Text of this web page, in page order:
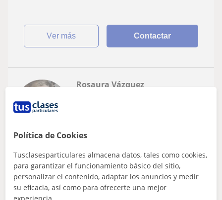
ver más Contactar
Rosaura Vázquez
Lengua Castellana y Literatura
Profesor de Lengua Castellana y literatura
para edades avanzas y profesor de
Política de Cookies
Tusclasesparticulares almacena datos, tales como cookies,
para garantizar el funcionamiento básico del sitio,
personalizar el contenido, adaptar los anuncios y medir
su eficacia, así como para ofrecerte una mejor
experiencia.